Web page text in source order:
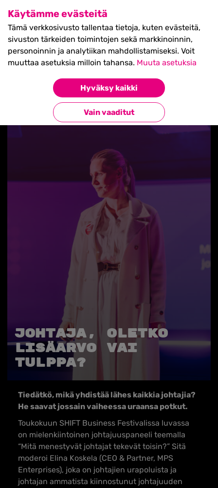
Käytämme evästeitä
Tämä verkkosivusto tallentaa tietoja, kuten evästeitä,
sivuston tärkeiden toimintojen sekä markkinoinnin,
personoinnin ja analytiikan mahdollistamiseksi. Voit
muuttaa asetuksia milloin tahansa. Muuta asetuksia
Hyväksy kaikki
Vain vaaditut
SHIFT Business Festival
27.5.2027, Turku - liput
myynnissä nyt! >>
Takaisin uutisiin
Johtaja, oletko
lisäarvo vai
tulppa?
Tiedätkö, mikä yhdistää lähes kaikkia johtajia?
He saavat jossain vaiheessa uraansa potkut.
Toukokuun SHIFT Business Festivalissa luvassa
on mielenkiintoinen johtajuuspaneeli teemalla
“Mitä menestyvät johtajat tekevät toisin?” Sitä
moderoi Elina Koskela (CEO & Partner, MPS
Enterprises), joka on johtajien urapoluista ja
johtajan ammatista kiinnostunut johtajuuden